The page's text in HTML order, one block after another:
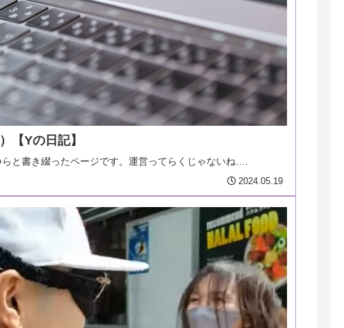
【Yの日記】
と書き綴ったページです。運営ってらくじゃないね….
2024.05.19